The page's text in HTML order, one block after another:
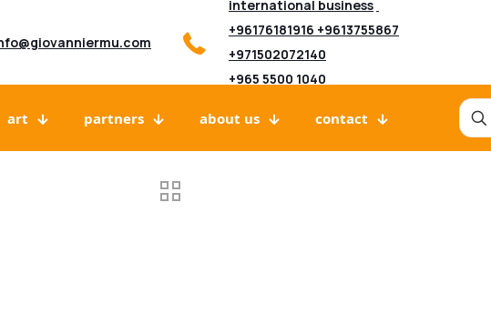
international business
+96176181916 +9613755867
+971502072140
+965 5500 1040
art partners about us contact